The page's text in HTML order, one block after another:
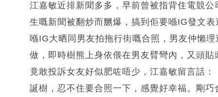
江嘉敏近排新聞多多，早前曾被指背住電競
生嘅新聞被翻炒而嬲爆，搞到佢要喺IG發文
喺IG大晒同男友拍拖行街嘅合照，男友仲懶
做，即時樹熊上身依偎在男友臂彎內，又頭
竟敢投訴女友好似肥咗唔少，江嘉敏留言話：
誕樹，忍不住要合照一下，感覺好幸福。剛